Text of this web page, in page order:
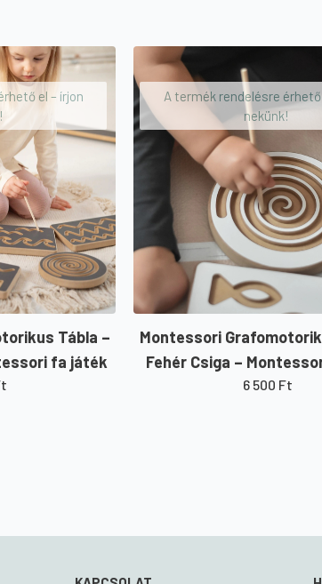
el – írjon
Tábla –
fa játék
A termék rendelésre érhető
nekünk!
Montessori
Fehér Csiga –
6 500 Ft